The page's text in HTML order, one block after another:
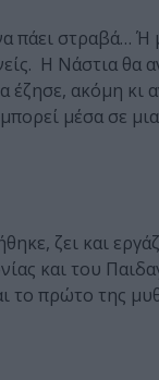
πάει στραβά…
Η Νάστια θα
ακόμη κι
μέσα σε
ζει και
και του
το πρώτο της